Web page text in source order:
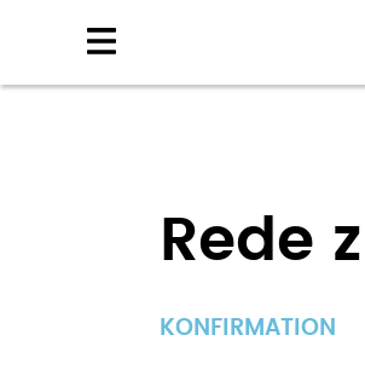
Rede
KONFIRMATION